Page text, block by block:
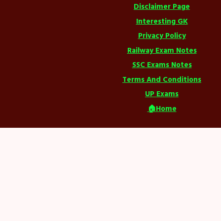
Disclaimer Page
Interesting GK
Privacy Policy
Railway Exam Notes
SSC Exams Notes
Terms And Conditions
UP Exams
🏠Home